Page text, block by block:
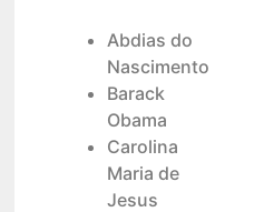
Abdias do
Nascimento
Barack
Obama
Carolina
Maria de
Jesus